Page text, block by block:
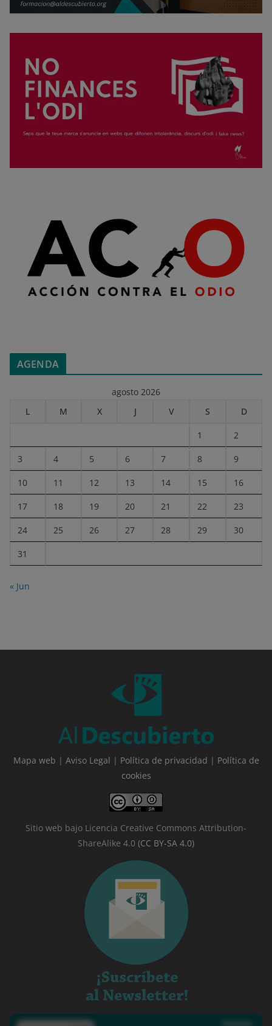
AGENDA
agosto 2026
L
M X J V S D
1 2
3 4 5 6 7 8 9
10 11 12 13 14 15 16
17 18 19 20 21 22 23
24 25 26 27 28 29 30
31
« Jun
Mapa web | Aviso Legal | Política de privacidad | Política de
cookies
Sitio web bajo Licencia Creative Commons Attribution-
ShareAlike 4.0 (CC BY-SA 4.0)